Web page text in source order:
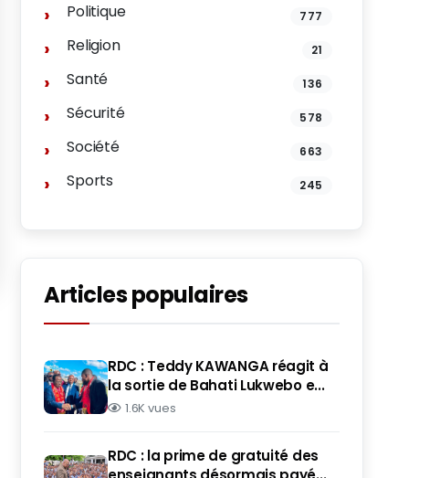
Politique 777
Religion 21
Santé 136
Sécurité 578
Société 663
Sports 245
Articles populaires
RDC : Teddy KAWANGA réagit à
la sortie de Bahati Lukwebo e...
1.6K vues
RDC : la prime de gratuité des